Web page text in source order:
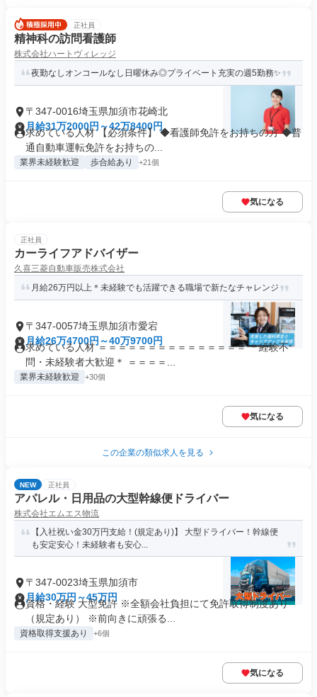
正社員
精神科の訪問看護師
株式会社ハートヴィレッジ
夜勤なしオンコールなし日曜休み◎プライベート充実の週5勤務✨
〒347-0016埼玉県加須市花崎北
月給31万2000円～42万8400円
求めている人材 【必須条件】 ◆看護師免許をお持ちの方 ◆普
通自動車運転免許をお持ちの...
業界未経験歓迎 歩合給あり +21個
気になる
正社員
カーライフアドバイザー
久喜三菱自動車販売株式会社
月給26万円以上＊未経験でも活躍できる職場で新たなチャレンジ
〒347-0057埼玉県加須市愛宕
月給26万4700円～40万9700円
求めている人材 ＝＝＝＝＝＝＝＝＝＝＝＝＝＝＝ ＊経験不
問・未経験者大歓迎＊ ＝＝＝＝...
業界未経験歓迎 +30個
気になる
この企業の類似求人を見る
NEW 正社員
アパレル・日用品の大型幹線便ドライバー
株式会社エムエス物流
【入社祝い金30万円支給！(規定あり)】 大型ドライバー！幹線便
も安定安心！未経験者も安心...
〒347-0023埼玉県加須市
月給30万円～45万円
資格・経験 大型免許 ※全額会社負担にて免許取得制度あり
（規定あり） ※前向きに頑張る...
資格取得支援あり +6個
気になる